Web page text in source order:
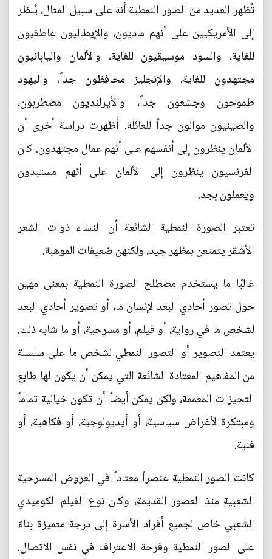
تُظهر العديد من الصور النمطية أنه على سبيل المثال، يُنظر
إلى الأمريكيين على أنهم ماديون، والإيطاليون عاطفيون
للغاية، والسود موسيقيون للغاية، والألمان واليابانيون
مجتهدون للغاية، والإنجليز محافظون جداً، واليهود
طموحون وجشعون جداً، والأيرلنديون مضطربون،
والصينيون موالون جداً للعائلة. أظهرت دراسة أخرى أن
الألمان ينظرون إلى أنفسهم على أنهم عمال مجتهدون. كان
الفرنسيون ينظرون إلى الألمان على أنهم مستبدون
ويعملون بجد.
تعتبر الصورة النمطية الشائعة أن النساء ذوات الشعر
الأشقر يتمتعن بمظهر جيد، ولكنهن ضعيفات الموهبة.
غالبًا ما يستخدم مصطلح الصورة النمطية بمعنى مهين
حول تصور أحادي البعد لإنسان ما، أو تصوير أحادي البعد
لشخص ما في رواية، أو فيلم، أو مسرحية، أو ما شابه ذلك.
يعتمد التصوير أو التصور النمطي لشخص ما على سلسلة
من المفاهيم المعتادة الشائعة التي يمكن أن يكون لها طابع
التحيزات المعممة، ولكن يمكن أيضاً أن تكون خيالية تماماً
ومبتكرة لأغراض سياسية، أو أيديولوجية، أو فكاهية، أو
فنية.
كانت الصور النمطية عنصراً معتاداً في العروض المسرحية
الشعبية منذ العصور القديمة، وكان نوع الفيلم الكوميدي
الشعبي خاص لجميع أفراد الأسرة إلى درجة متميزة بناءً
على الصور النمطية وفرحة الاعتراف في نفس الاتصال.